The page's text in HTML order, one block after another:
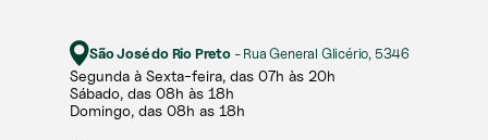
São José do Rio Preto- Rua General Glicério, 5346
Segunda à Sexta-feira, das 07h às 20h​​
Sábado, das 08h às 18h ​
Domingo, das 08h as 18h